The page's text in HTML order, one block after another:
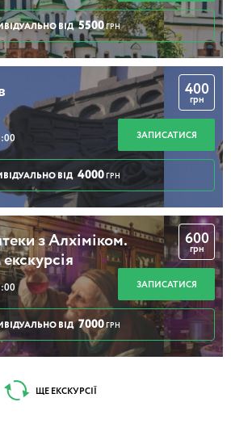
ВІД 5500 ГРН
400
грн
ЗАПИСАТИСЯ
ВІД 4000 ГРН
з Алхіміком.
600
грн
ЗАПИСАТИСЯ
ВІД 7000 ГРН
ЩЕ ЕКСКУРСІЇ